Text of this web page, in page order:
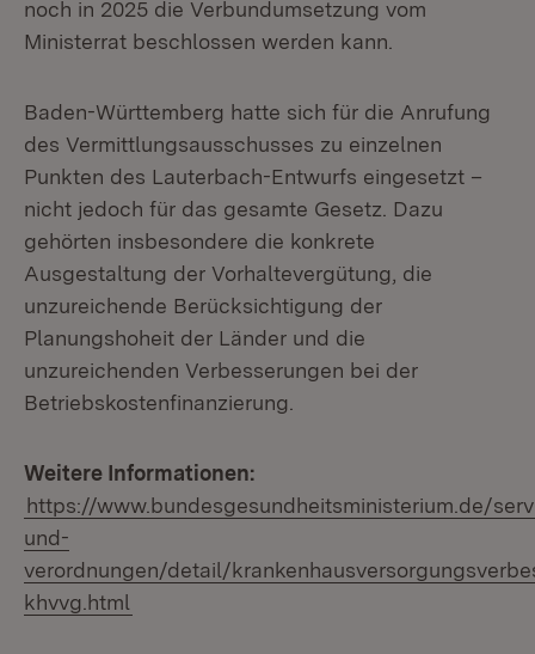
noch in 2025 die Verbundumsetzung vom
Ministerrat beschlossen werden kann.
Baden-Württemberg hatte sich für die Anrufung
des Vermittlungsausschusses zu einzelnen
Punkten des Lauterbach-Entwurfs eingesetzt –
nicht jedoch für das gesamte Gesetz. Dazu
gehörten insbesondere die konkrete
Ausgestaltung der Vorhaltevergütung, die
unzureichende Berücksichtigung der
Planungshoheit der Länder und die
unzureichenden Verbesserungen bei der
Betriebskostenfinanzierung.
Weitere Informationen:
https://www.bundesgesundheitsministerium.de/
und-
verordnungen/detail/
khvvg.html